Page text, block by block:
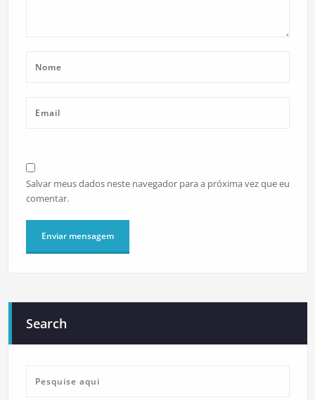
Salvar meus dados neste navegador para a próxima vez que eu
comentar.
Search